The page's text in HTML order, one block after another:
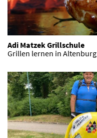
Adi Matzek Grillschule
Grillen lernen in Altenburg